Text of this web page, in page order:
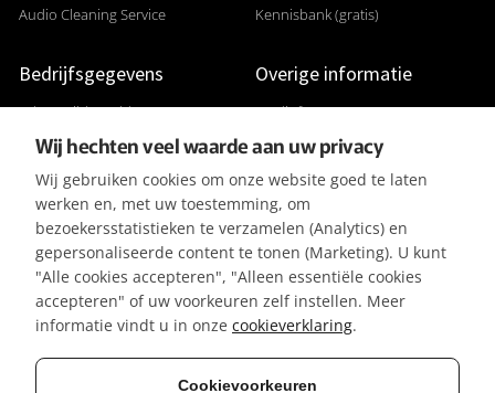
Audio Cleaning Service
Kennisbank (gratis)
Bedrijfsgegevens
Adres: Gildenveld 89
3892 DE Zeewolde
+31 (0) 36 5226807
KVK 32096182
BTW-ID NL001391737B50
IBAN NL42KNAB0257116370
BIC KNABNL2H
Gratis parkeergelegenheid
Overige informatie
Studiofoto's
Apparatuurlijst
Aanleverspecificaties
Reviews & Recensies
Privacyverklaring
Algemene Voorwaarden
Referenties / Klanten
Vacatures
Wij hechten veel waarde aan uw privacy
Wij gebruiken cookies om onze website goed te laten
werken en, met uw toestemming, om
bezoekersstatistieken te verzamelen (Analytics) en
gepersonaliseerde content te tonen (Marketing). U kunt
"Alle cookies accepteren", "Alleen essentiële cookies
accepteren" of uw voorkeuren zelf instellen. Meer
informatie vindt u in onze cookieverklaring.
Cookievoorkeuren